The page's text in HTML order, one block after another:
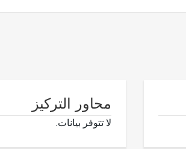
محاور التركيز
لا تتوفر بيانات.